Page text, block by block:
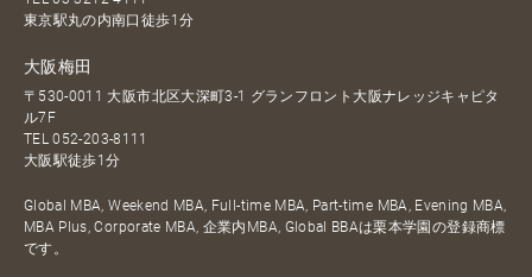
東京駅丸の内南口徒歩1分
大阪梅田
〒530-0011 大阪市北区大深町3-1 グランフロント大阪ナレッジキャピタ
ル7F
TEL052-203-8111
大阪駅徒歩1分
Global MBA, Weekend MBA, Full-time MBA, Part-time MBA, Evening MBA,
MBA Plus, Corporate MBA, 企業内MBA, Global BBAは栗本学園の登録商標
です。